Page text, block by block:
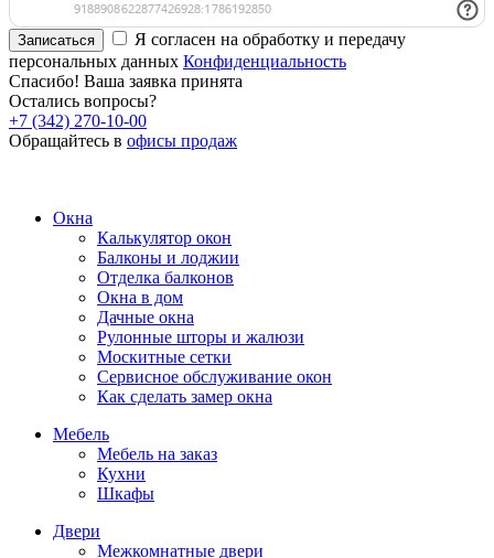
Записаться
Я согласен на обработку и передачу
персональных данных Конфиденциальность
Спасибо! Ваша заявка принята
Остались вопросы?
+7 (342) 270-10-00
Обращайтесь в офисы продаж
Окна
Калькулятор окон
Балконы и лоджии
Отделка балконов
Окна в дом
Дачные окна
Рулонные шторы и жалюзи
Москитные сетки
Сервисное обслуживание окон
Как сделать замер окна
Мебель
Мебель на заказ
Кухни
Шкафы
Двери
Межкомнатные двери